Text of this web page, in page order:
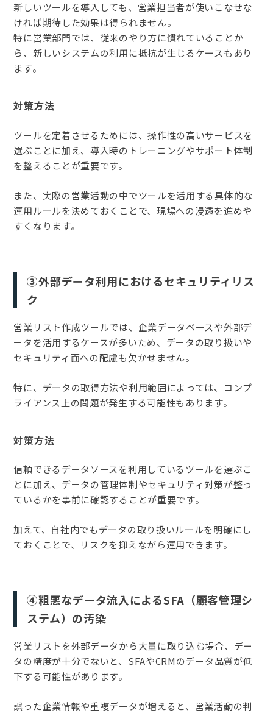
新しいツールを導入しても、営業担当者が使いこなせな
ければ期待した効果は得られません。
特に営業部門では、従来のやり方に慣れていることか
ら、新しいシステムの利用に抵抗が生じるケースもあり
ます。
対策方法
ツールを定着させるためには、操作性の高いサービスを
選ぶことに加え、導入時のトレーニングやサポート体制
を整えることが重要です。
また、実際の営業活動の中でツールを活用する具体的な
運用ルールを決めておくことで、現場への浸透を進めや
すくなります。
③外部データ利用におけるセキュリティリス
ク
営業リスト作成ツールでは、企業データベースや外部デ
ータを活用するケースが多いため、データの取り扱いや
セキュリティ面への配慮も欠かせません。
特に、データの取得方法や利用範囲によっては、コンプ
ライアンス上の問題が発生する可能性もあります。
対策方法
信頼できるデータソースを利用しているツールを選ぶこ
とに加え、データの管理体制やセキュリティ対策が整っ
ているかを事前に確認することが重要です。
加えて、自社内でもデータの取り扱いルールを明確にし
ておくことで、リスクを抑えながら運用できます。
④粗悪なデータ流入によるSFA（顧客管理シ
ステム）の汚染
営業リストを外部データから大量に取り込む場合、デー
タの精度が十分でないと、SFAやCRMのデータ品質が低
下する可能性があります。
誤った企業情報や重複データが増えると、営業活動の判